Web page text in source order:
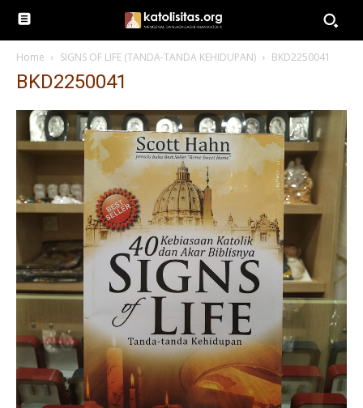
Home SIGNS OF LIFE (TANDA-TANDA KEHIDUPAN) BKD2250041
BKD2250041